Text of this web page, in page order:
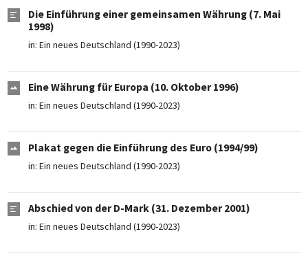
Die Einführung einer gemeinsamen Währung (7. Mai
1998)
in: Ein neues Deutschland (1990-2023)
Eine Währung für Europa (10. Oktober 1996)
in: Ein neues Deutschland (1990-2023)
Plakat gegen die Einführung des Euro (1994/99)
in: Ein neues Deutschland (1990-2023)
Abschied von der D-Mark (31. Dezember 2001)
in: Ein neues Deutschland (1990-2023)